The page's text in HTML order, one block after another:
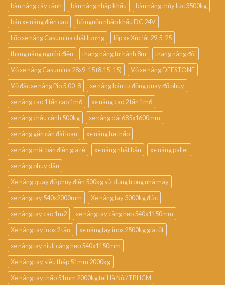
bàn nâng cây cảnh
bàn nâng nhập khẩu
bàn nâng thủy lực 3500kg
bán xe nâng điện cao
bộ nguồn nhập khẩu DC 24V
Lốp xe nâng Casumina chất lượng
lốp xe Xúc lật 29.5-25
thang nâng người điện
thang nâng tự hành 8m
thang nâng đôi
Vỏ xe nâng Casumina 28x9-15 (8.15-15)
Vỏ xe nâng DEESTONE
Vỏ đặc xe nâng Pio 5.00-8
xe nâng bán tự động quay đổ phuy
xe nâng cao 1 tấn cao 1m6
xe nâng cao 2 tấn 1m6
xe nâng chậu cảnh 500kg
xe nâng dài 685x1600mm
xe nâng gắn cân đài loan
xe nâng hạ thấp
xe nâng mặt bàn điện giá rẻ
xe nâng nhật bản
xe nâng pallet
xe nâng phuy dầu
Xe nâng quay đổ phuy điện 500kg sử dụng trong nhà máy
xe nâng tay 540x2000mm
Xe nâng tay 3000kg đức
xe nâng tay cao 1m2
xe nâng tay càng hẹp 540x1150mm
Xe nâng tay inox 2 tấn
xe nâng tay inox 2500kg giá tốt
xe nâng tay niuli càng hẹp 540x1150mm
Xe nâng tay siêu thấp 51mm 2000kg
Xe nâng tay thấp 51mm 2000kg tại Hà Nội/TP.HCM